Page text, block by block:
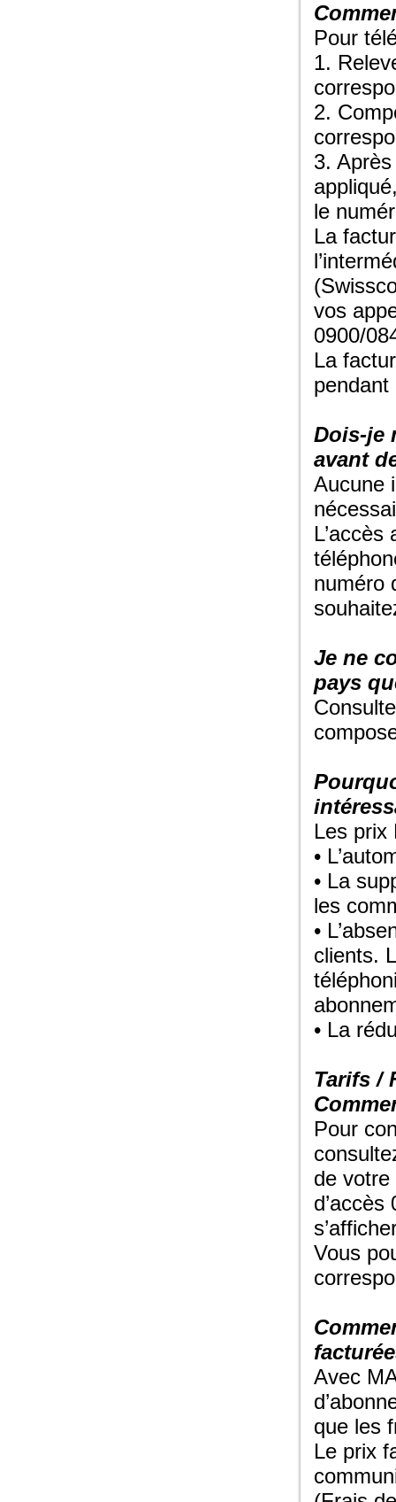
Pour
1.
2.
3.
le
La
vos
0900/
La
Dois-je
avant
Aucune
numéro
Je ne
pays
Les prix
•
• La
les
•
clients.
• La
Tarifs /
Pour
de
Vous
Avec
que les
Le prix